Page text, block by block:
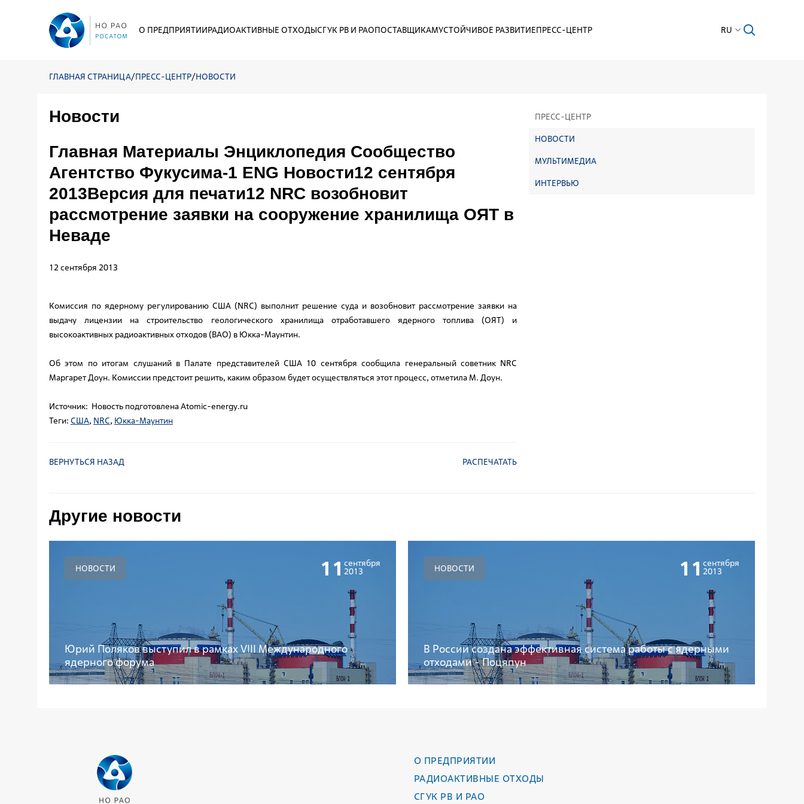
О ПРЕДПРИЯТИИРАДИОАКТИВНЫЕ ОТХОДЫСГУК РВ И РАОПОСТАВЩИКАМУСТОЙЧИВОЕ РАЗВИТИЕПРЕСС-ЦЕНТР RU
ГЛАВНАЯ СТРАНИЦА/ПРЕСС-ЦЕНТР/НОВОСТИ
ПРЕСС-ЦЕНТР
НОВОСТИ
МУЛЬТИМЕДИА
ИНТЕРВЬЮ
Новости
Главная Материалы Энциклопедия Сообщество
Агентство Фукусима-1 ENG Новости12 сентября
2013Версия для печати12 NRC возобновит
рассмотрение заявки на сооружение хранилища ОЯТ в
Неваде
12 сентября 2013
Комиссия по ядерному регулированию США (NRC) выполнит решение суда и возобновит рассмотрение заявки на
выдачу лицензии на строительство геологического хранилища отработавшего ядерного топлива (ОЯТ) и
высокоактивных радиоактивных отходов (ВАО) в Юкка-Маунтин.
Об этом по итогам слушаний в Палате представителей США 10 сентября сообщила генеральный советник NRC
Маргарет Доун. Комиссии предстоит решить, каким образом будет осуществляться этот процесс, отметила М. Доун.
Источник: Новость подготовлена Atomic-energy.ru
Теги: США, NRC, Юкка-Маунтин
ВЕРНУТЬСЯ НАЗАД РАСПЕЧАТАТЬ
Другие новости
НОВОСТИ 11 сентября
2013
Юрий Поляков выступил в рамках VIII Международного
ядерного форума
НОВОСТИ 11 сентября
2013
В России создана эффективная система работы с ядерными
отходами - Поцяпун
О ПРЕДПРИЯТИИ
РАДИОАКТИВНЫЕ ОТХОДЫ
СГУК РВ И РАО